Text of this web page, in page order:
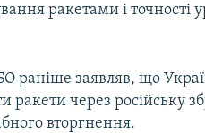
ракетами і
раніше заявляв, що
ракети через російську
вторгнення.